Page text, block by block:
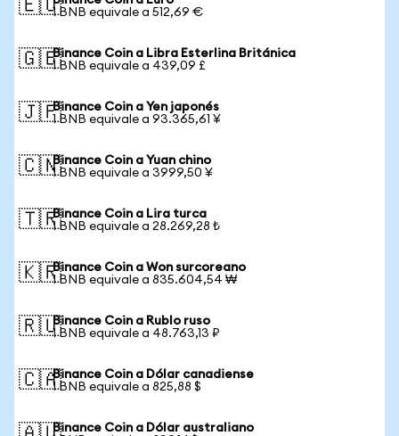
🇪🇺1 BNB equivale a 512,69 €
🇬🇧Binance Coin a Libra Esterlina Británica
1 BNB equivale a 439,09 £
🇯🇵Binance Coin a Yen japonés
1 BNB equivale a 93.365,61 ¥
🇨🇳Binance Coin a Yuan chino
1 BNB equivale a 3999,50 ¥
🇹🇷Binance Coin a Lira turca
1 BNB equivale a 28.269,28 ₺
🇰🇷Binance Coin a Won surcoreano
1 BNB equivale a 835.604,54 ₩
🇷🇺Binance Coin a Rublo ruso
1 BNB equivale a 48.763,13 ₽
🇨🇦Binance Coin a Dólar canadiense
1 BNB equivale a 825,88 $
Binance Coin a Dólar australiano